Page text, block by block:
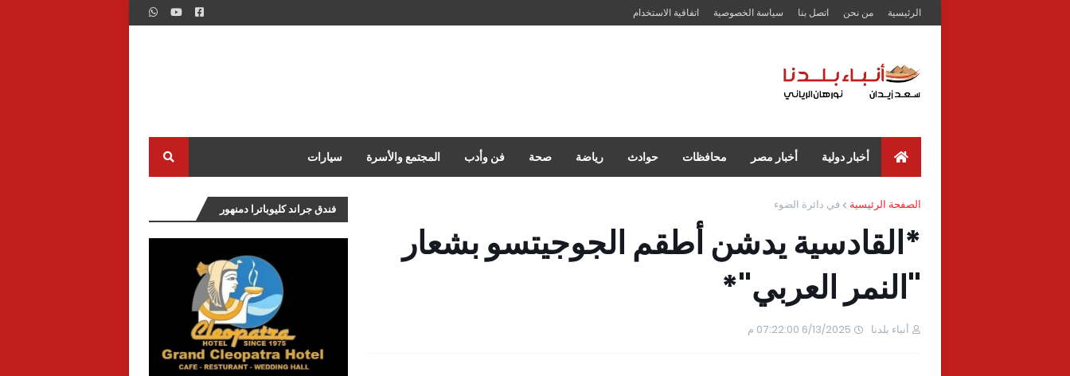
الرئيسية من نحن اتصل بنا سياسة الخصوصية اتفاقية الاستخدام
أخبار دولية أخبار مصر محافظات حوادث رياضة صحة فن وأدب المجتمع والأسرة سيارات
الصفحة الرئيسية في دائرة الضوء
*القادسية يدشن أطقم الجوجيتسو بشعار
"النمر العربي"*
أنباء بلدنا 6/13/2025 07:22:00 م
فندق جراند كليوباترا دمنهور